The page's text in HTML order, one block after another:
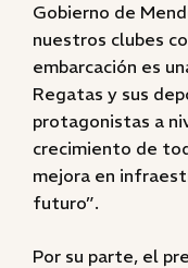
Gobierno de
nuestros clubes
embarcación es
Regatas y sus
protagonistas a
crecimiento de
mejora en
futuro”.
Por su parte, el